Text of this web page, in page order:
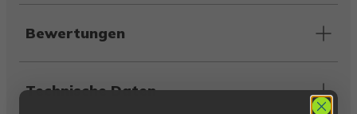
Bewertungen
Technische Daten